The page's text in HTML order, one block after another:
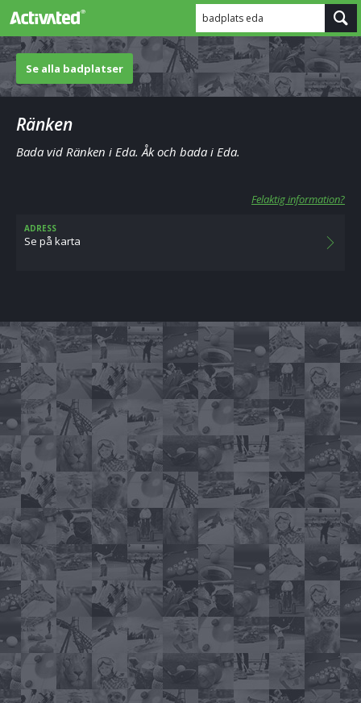
badplats eda
Se alla badplatser
Ränken
Bada vid Ränken i Eda. Åk och bada i Eda.
Felaktig information?
ADRESS
Se på karta